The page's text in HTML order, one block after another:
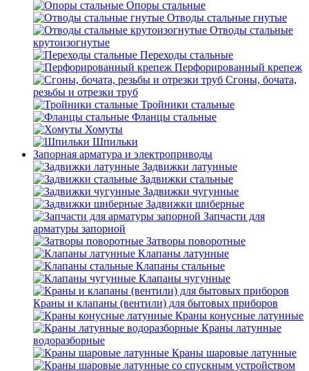
Опоры стальные
Отводы стальные гнутые
Отводы стальные
крутоизогнутые
Переходы стальные
Перфорированный крепеж
Сгоны, бочата,
резьбы и отрезки труб
Тройники стальные
Фланцы стальные
Хомуты
Шпильки
Запорная арматура и электроприводы
Задвижки латунные
Задвижки стальные
Задвижки чугунные
Задвижки шиберные
Запчасти для
арматуры запорной
Затворы поворотные
Клапаны латунные
Клапаны стальные
Клапаны чугунные
Краны и клапаны (вентили) для бытовых приборов
Краны конусные латунные
Краны латунные
водоразборные
Краны шаровые латунные